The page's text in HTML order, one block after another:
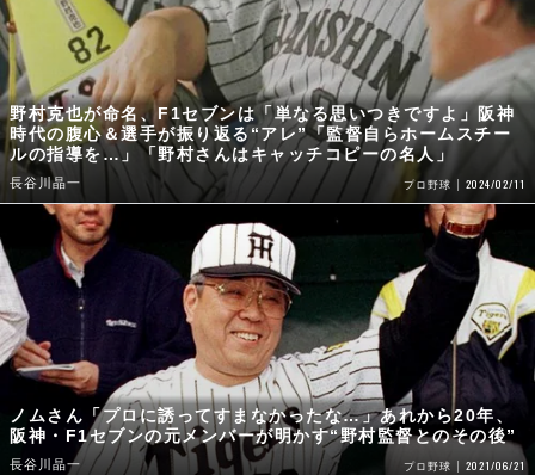
野村克也が命名、F1セブンは「単なる思いつきですよ」阪神
時代の腹心＆選手が振り返る“アレ”「監督自らホームスチー
ルの指導を…」「野村さんはキャッチコピーの名人」
長谷川晶一 プロ野球 2024/02/11
ノムさん「プロに誘ってすまなかったな…」あれから20年、
阪神・F1セブンの元メンバーが明かす“野村監督とのその後”
長谷川晶一 プロ野球 2021/06/21